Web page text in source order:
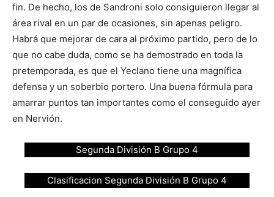
fin. De hecho, los de Sandroni solo consiguieron llegar al
área rival en un par de ocasiones, sin apenas peligro.
Habrá que mejorar de cara al próximo partido, pero de lo
que no cabe duda, como se ha demostrado en toda la
pretemporada, es que el Yeclano tiene una magnífica
defensa y un soberbio portero. Una buena fórmula para
amarrar puntos tan importantes como el conseguido ayer
en Nervión.
Segunda División B Grupo 4
Clasificacion Segunda División B Grupo 4